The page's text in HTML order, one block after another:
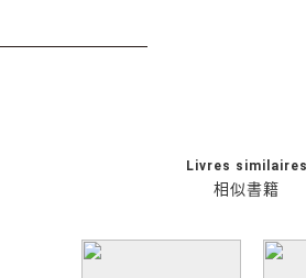
相似書籍
Livres similaires